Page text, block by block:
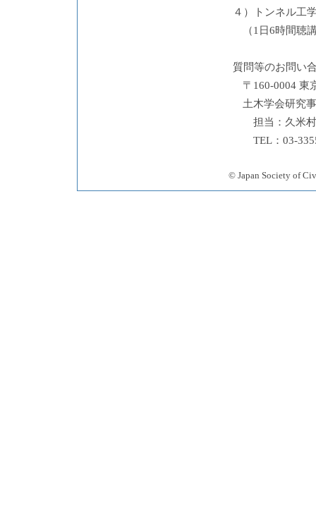
４）トンネル工
（1日6時間聴
質問等のお問い
〒160-0004 東
土木学会研究
担当：久米
TEL：03-
© Japan Society of